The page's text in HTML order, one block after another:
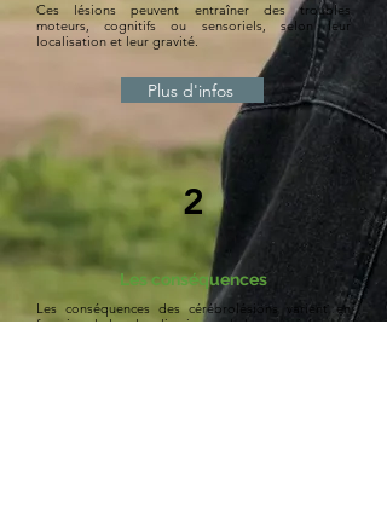
Ces lésions peuvent entraîner des troubles
moteurs, cognitifs ou sensoriels, selon leur
localisation et leur gravité.
Plus d'infos
2
Les conséquences
Les conséquences des cérébrolésions varient en
fonction de leur localisation et de leur gravité.